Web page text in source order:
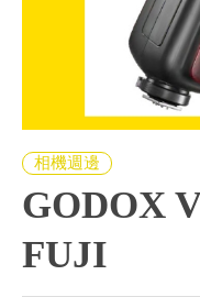
相機週邊
GODOX
FUJI